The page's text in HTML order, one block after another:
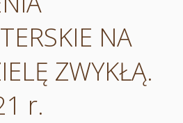
NA
ZWYKŁĄ.
r.